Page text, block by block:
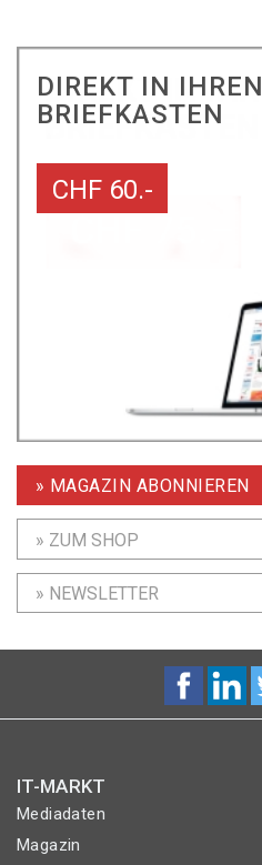
DIREKT IN IHREN
BRIEFKASTEN
CHF 60.-
» MAGAZIN ABONNIEREN
» ZUM SHOP
» NEWSLETTER
IT-MARKT
Mediadaten
Magazin